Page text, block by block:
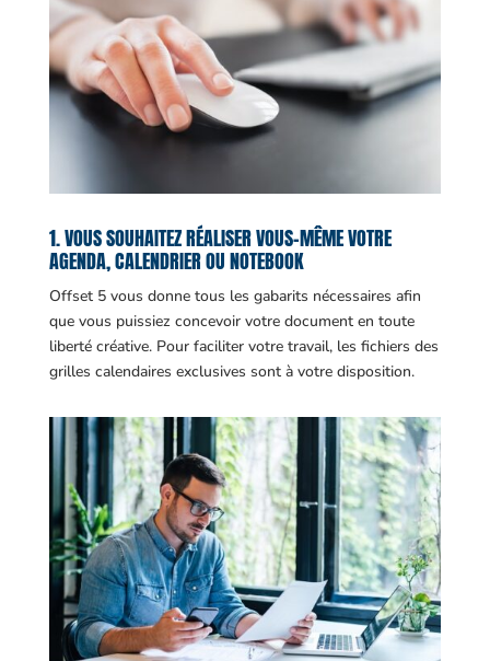
1. VOUS SOUHAITEZ RÉALISER VOUS-MÊME VOTRE
AGENDA, CALENDRIER OU NOTEBOOK
Offset 5 vous donne tous les gabarits nécessaires afin
que vous puissiez concevoir votre document en toute
liberté créative. Pour faciliter votre travail, les fichiers des
grilles calendaires exclusives sont à votre disposition.